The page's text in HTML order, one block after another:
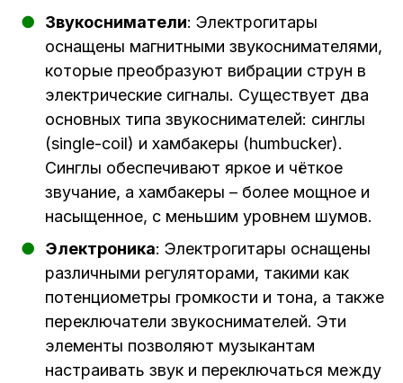
Звукосниматели: Электрогитары
оснащены магнитными звукоснимателями,
которые преобразуют вибрации струн в
электрические сигналы. Существует два
основных типа звукоснимателей: синглы
(single-coil) и хамбакеры (humbucker).
Синглы обеспечивают яркое и чёткое
звучание, а хамбакеры – более мощное и
насыщенное, с меньшим уровнем шумов.
Электроника: Электрогитары оснащены
различными регуляторами, такими как
потенциометры громкости и тона, а также
переключатели звукоснимателей. Эти
элементы позволяют музыкантам
настраивать звук и переключаться между